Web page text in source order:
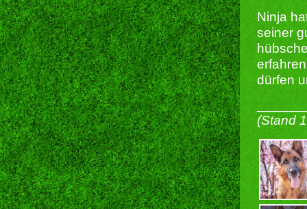
Ninja
seiner
dürfen
(Stand